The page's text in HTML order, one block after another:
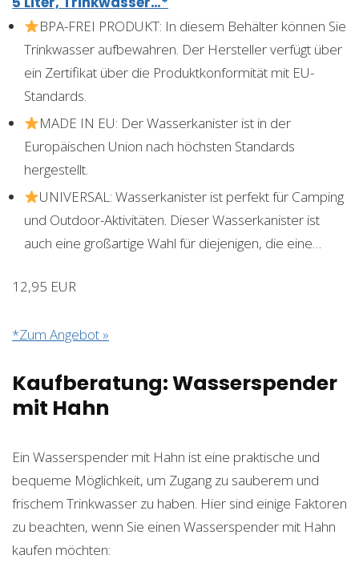
BPA-FREI PRODUKT: In diesem Behälter können Sie
Trinkwasser aufbewahren. Der Hersteller verfügt über
ein Zertifikat über die Produktkonformität mit EU-
Standards.
MADE IN EU: Der Wasserkanister ist in der
Europäischen Union nach höchsten Standards
hergestellt.
UNIVERSAL: Wasserkanister ist perfekt für Camping
und Outdoor-Aktivitäten. Dieser Wasserkanister ist
auch eine großartige Wahl für diejenigen, die eine…
12,95 EUR
*Zum Angebot »
Kaufberatung: Wasserspender
mit Hahn
Ein Wasserspender mit Hahn ist eine praktische und
bequeme Möglichkeit, um Zugang zu sauberem und
frischem Trinkwasser zu haben. Hier sind einige Faktoren
zu beachten, wenn Sie einen Wasserspender mit Hahn
kaufen möchten: